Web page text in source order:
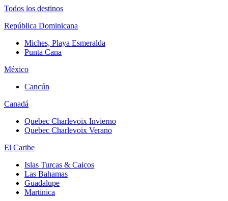
Todos los destinos
República Dominicana
Miches, Playa Esmeralda
Punta Cana
México
Cancún
Canadá
Quebec Charlevoix Invierno
Quebec Charlevoix Verano
El Caribe
Islas Turcas & Caicos
Las Bahamas
Guadalupe
Martinica